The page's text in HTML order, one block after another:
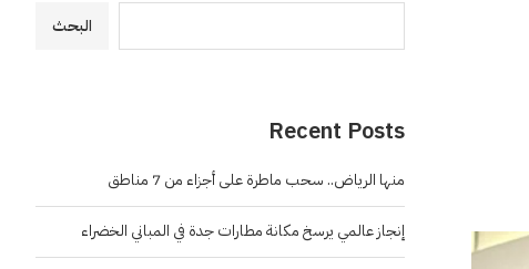
البحث
Recent Posts
منها الرياض.. سحب ماطرة على أجزاء من 7 مناطق
إنجاز عالمي يرسخ مكانة مطارات جدة في المباني الخضراء